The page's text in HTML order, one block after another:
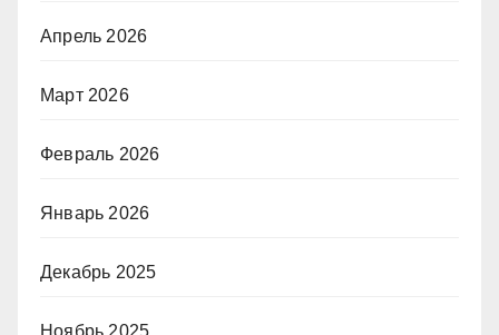
Апрель 2026
Март 2026
Февраль 2026
Январь 2026
Декабрь 2025
Ноябрь 2025